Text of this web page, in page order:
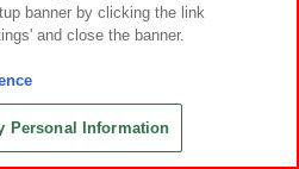
ポケットモンスター もふぐっとぬい
banner by clicking the link
and close the banner.
Personal Information